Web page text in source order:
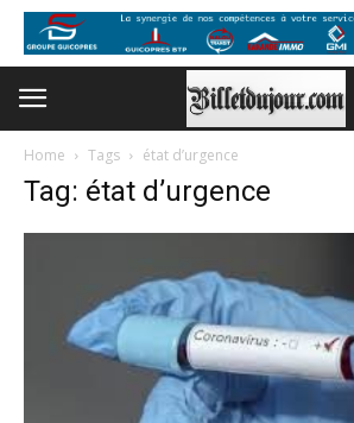
Home Tags état d’urgence
Tag: état d’urgence